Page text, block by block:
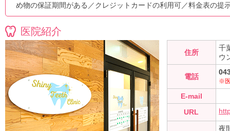
め物の保証期間がある／クレジットカードの利用可／料金表の提
医院紹介
住所
千
ウ
電話
※
E-mail
URL
夜